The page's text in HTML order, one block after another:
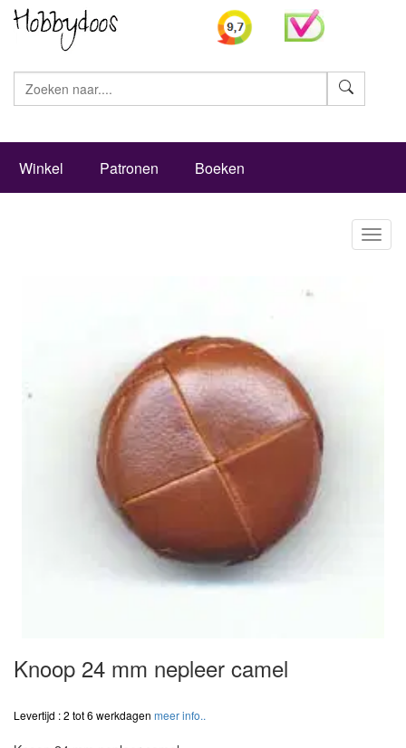
Winkel Patronen Boeken
Knoop 24 mm nepleer camel
Levertijd : 2 tot 6 werkdagen meer info..